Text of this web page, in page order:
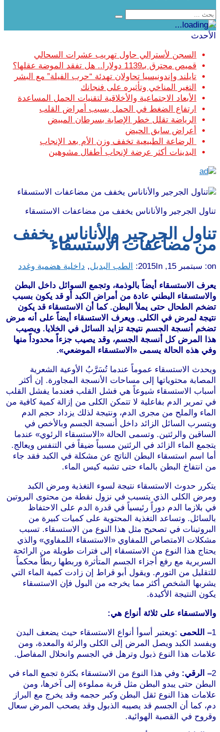
الأحدث
السجن لأسترالي حاول تهريب عشرات السحالي
قميص محترق بـ1139 دولارا.. هل تفقد الموضة عقلها؟
تايلند وإندونيسيا تحاولان تهدئة “حرب الفيلة” مع البشر
التغير المناخي وتأثيره على فنجانك
الأبعاد الاجتماعية والأخلاقية لتقنيات الحمل المساعدة
ارتفاع الضغط في الحمل يسبب أمراض القلب
الرياضة تقلل خطر الإصابة بسرطان المبيض
أعراض سابق الحيض
الرضاعة الطبيعية تخفف وزن الأم بعد الإنجاب
البدينات أكثر عرضة لإنجاب أطفال مشوهين
تناول الجرجير والأناناس يخفف من مضاعفات الاستسقاء
تناول الجرجير والأناناس يخفف
من مضاعفات الاستسقاء
on: سبتمبر 15, 2015 In: الطب البديل, داخلية هضمية وغدد
يعرف الاستسقاء أيضاً بالوذمة، وتجمع السوائل داخل البطن
والاستسقاء البطني عادة من أمراض الكبد أو قد يكون بسبب
تضخم الطحال حتى يملأ البطن. كما أن الاستسقاء قد يكون
نتيجة لمرض في الكلى. ويعرف الاستسقاء أيضاً على أنه مرض
تضخم أنسجة الجسم نتيجة تزايد السائل في الخلايا. ويصيب
هذا المرض كل أنسجة الجسم، وقد يصيب جزءاً محدوداً منها
وفي هذه الحالة يسمى «الاستسقاء الموضعي».
ويحدث الاستسقاء عموماً عندما تُسَرَّبُ الأوعية الشعرية
المصابة محتوياتها إلى مساحات الأنسجة المجاورة. إن أكثر
أسباب الاستسقاء شيوعاً هي فشل القلب فعندما يفشل القلب
في تمرير الدم بفاعلية لا تتمكن الكلى من إزالة كمية كافية من
الماء والملح من مجرى الدم، ونتيجة لذلك يزداد حجم الدم
ويتسرب السائل الزائد داخل أنسجة الجسم وبالأخص في
الساقين والرئتين. وتسمى الحالة «الاستسقاء الرئوي» عندما
يتجمع الماء الزائد في الرئتين مسبباً ضيقاً في التنفس ويعالج.
أما اسم استسقاء البطن الناتج عن مشكلة في الكبد فقد جاء
من انتفاخ البطن بالماء حتى تشبه كيس الماء.
يتكرر حدوث الاستسقاء نتيجة لسوء التغذية ومرض الكبد
ومرض الكلى الذي يتسبب في نزول نقطة من محتوى البروتين
في بلازما الدم دوراً رئيسياً في قدرة الدم على الاحتفاظ
بالسائل. وتساعد التغذية المحتوية على كميات كبيرة من
البروتينات في تصحيح مثل هذا النوع من الاستسقاء. تسبب
مشكلات الامتصاص اللمفاوي «الاستسقاء اللمفاوي» والذي
يحتاج هذا النوع من الاستسقاء إلى فترات طويلة من الرائحة
السريرية مع رفع أجزاء الجسم المتأثرة وربطها ربطاً محكماً
للتقليل من التورم. ويقول أبو قراط إن زادت كمية الماء التي
يشربها الشخص أكثر مما يخرجه من البول فإن الاستسقاء
يكون النتيجة الأكيدة.
والاستسقاء على ثلاثة أنواع هي:
1– اللحمى :ويعتبر أسوأ أنواع الاستسقاء حيث يضعف البدن
ويفسد الكبد ويصل المرض إلى الكلى والرئة والمعدة، ومن
علامات هذا النوع ذبول وترهل في الجسم وانحلال المفاصل.
2– الرقي: وفي هذا النوع من الاستسقاء بكثرة تجمع الماء في
البطن حتى يبدو البطن مثل قربة مملوءة إلى آخرها، ومن
علامات هذا النوع ثقل البطن وكبر حجمه وقد يخرج مع البراز
دم، كما أن الجسم قد يصيبه الذبول وقد يصحب المرض سعال
وقروح في القصبة الهوائية.